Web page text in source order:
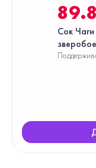
89.8
Сок